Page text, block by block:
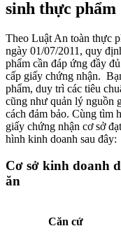
sinh thực phẩm
Theo Luật An toàn thực
ngày 01/07/2011, quy
phẩm cần đáp ứng đầy
cấp giấy chứng nhận.
phẩm, duy trì các tiêu
cũng như quản lý nguồn
cách đảm bảo. Cùng tìm
giấy chứng nhận cơ sở
hình kinh doanh sau đây:
Cơ sở kinh doanh
ăn
Căn cứ